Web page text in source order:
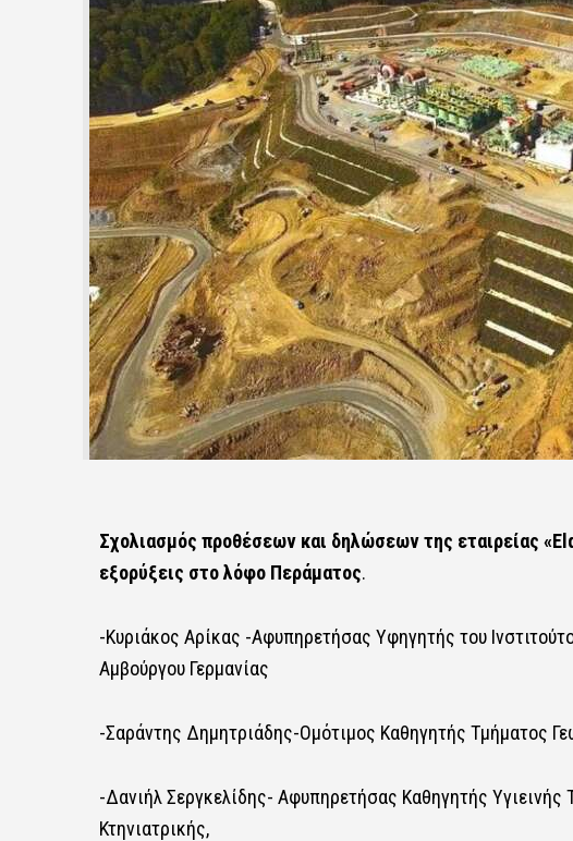
Σχολιασμός προθέσεων και δηλώσεων της εταιρείας
εξορύξεις στο λόφο Περάματος.
-Κυριάκος Αρίκας -Αφυπηρετήσας Υφηγητής του
Αμβούργου Γερμανίας
-Σαράντης Δημητριάδης-Ομότιμος Καθηγητής Τμήματος
-Δανιήλ Σεργκελίδης- Αφυπηρετήσας Καθηγητής
Κτηνιατρικής,